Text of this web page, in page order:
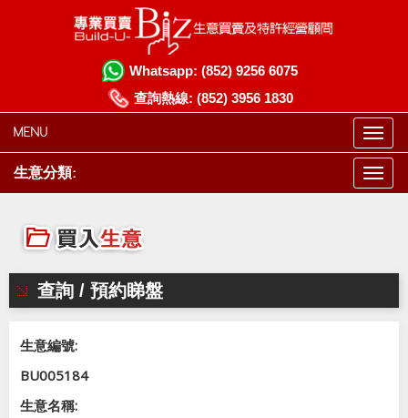
Whatsapp: (852) 9256 6075
查詢熱線: (852) 3956 1830
MENU
生意分類:
查詢 / 預約睇盤
生意編號:
BU005184
生意名稱: